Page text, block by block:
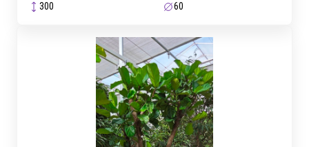
300 60